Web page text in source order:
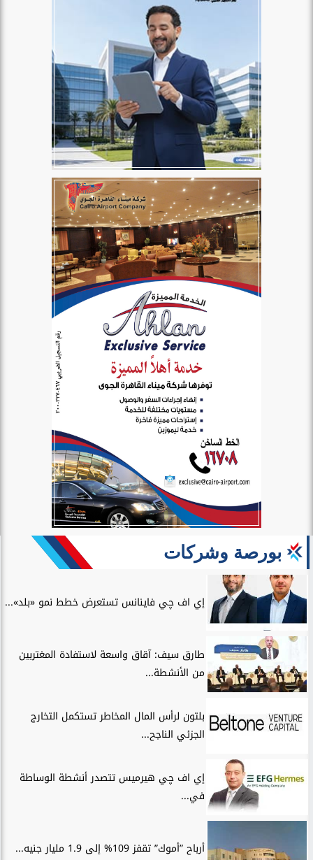
بورصة وشركات
إي اف چي فاينانس تستعرض خطط نمو «بلد»...
طارق سيف: آقاق واسعة لاستفادة المغتربين
من الأنشطة...
بلتون لرأس المال المخاطر تستكمل التخارج
الجزئي الناجح...
إي اف چي هيرميس تتصدر أنشطة الوساطة
في...
أرباح ”أموك” تقفز 109% إلى 1.9 مليار جنيه...